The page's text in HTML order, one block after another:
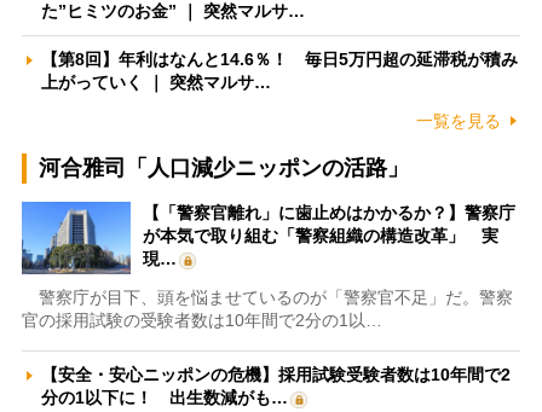
た”ヒミツのお金” ｜ 突然マルサ…
【第8回】年利はなんと14.6％！ 毎日5万円超の延滞税が積み
上がっていく ｜ 突然マルサ…
一覧を見る
河合雅司「人口減少ニッポンの活路」
【「警察官離れ」に歯止めはかかるか？】警察庁
が本気で取り組む「警察組織の構造改革」 実
現…
警察庁が目下、頭を悩ませているのが「警察官不足」だ。警察
官の採用試験の受験者数は10年間で2分の1以…
【安全・安心ニッポンの危機】採用試験受験者数は10年間で2
分の1以下に！ 出生数減がも…